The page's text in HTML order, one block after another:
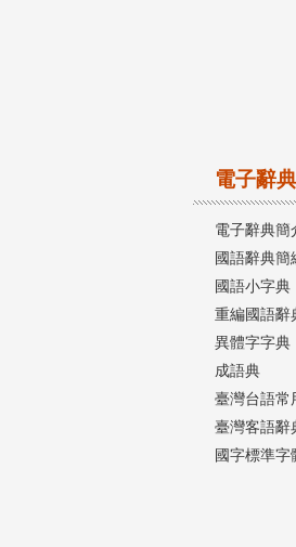
電子辭典
電子辭典簡
國語辭典簡
國語小字典
重編國語辭
異體字字典
成語典
臺灣台語常
臺灣客語辭
國字標準字